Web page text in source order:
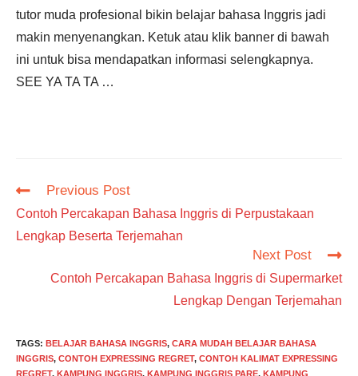
tutor muda profesional bikin belajar bahasa Inggris jadi
makin menyenangkan. Ketuk atau klik banner di bawah
ini untuk bisa mendapatkan informasi selengkapnya.
SEE YA TA TA …
Read
articles
Previous Post
Contoh Percakapan Bahasa Inggris di Perpustakaan
Lengkap Beserta Terjemahan
Next Post
Contoh Percakapan Bahasa Inggris di Supermarket
Lengkap Dengan Terjemahan
TAGS: BELAJAR BAHASA INGGRIS, CARA MUDAH BELAJAR BAHASA
INGGRIS, CONTOH EXPRESSING REGRET, CONTOH KALIMAT EXPRESSING
REGRET, KAMPUNG INGGRIS, KAMPUNG INGGRIS PARE, KAMPUNG